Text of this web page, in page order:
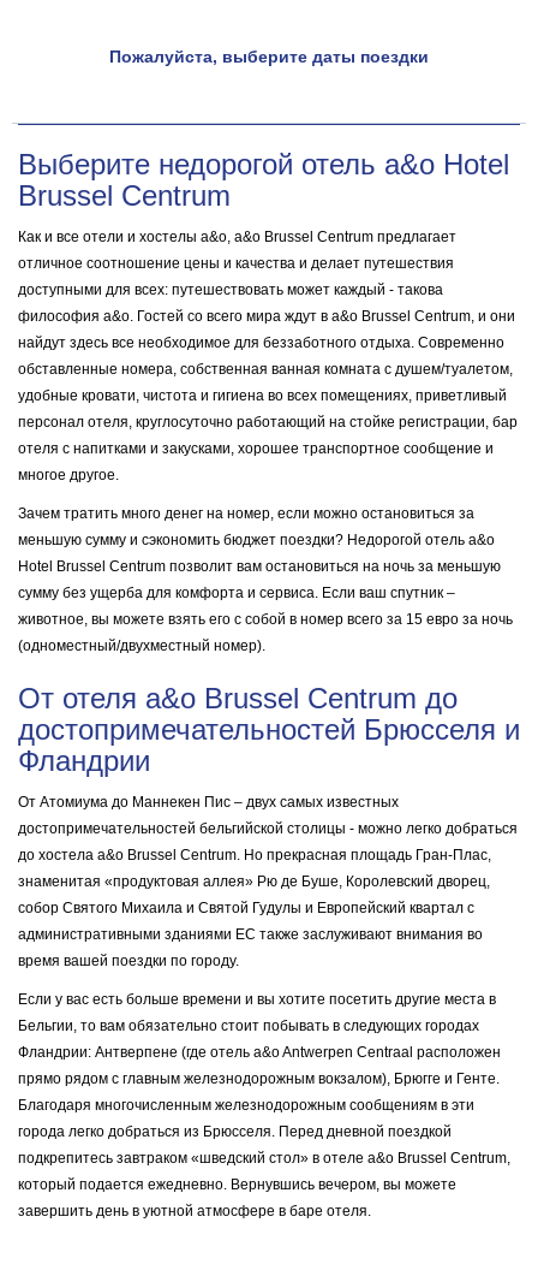
Пожалуйста, выберите даты поездки
Выберите недорогой отель a&o Hotel
Brussel Centrum
Как и все отели и хостелы a&o, a&o Brussel Centrum предлагает
отличное соотношение цены и качества и делает путешествия
доступными для всех: путешествовать может каждый - такова
философия a&o. Гостей со всего мира ждут в a&o Brussel Centrum, и они
найдут здесь все необходимое для беззаботного отдыха. Современно
обставленные номера, собственная ванная комната с душем/туалетом,
удобные кровати, чистота и гигиена во всех помещениях, приветливый
персонал отеля, круглосуточно работающий на стойке регистрации, бар
отеля с напитками и закусками, хорошее транспортное сообщение и
многое другое.
Зачем тратить много денег на номер, если можно остановиться за
меньшую сумму и сэкономить бюджет поездки? Недорогой отель a&o
Hotel Brussel Centrum позволит вам остановиться на ночь за меньшую
сумму без ущерба для комфорта и сервиса. Если ваш спутник –
животное, вы можете взять его с собой в номер всего за 15 евро за ночь
(одноместный/двухместный номер).
От отеля a&o Brussel Centrum до
достопримечательностей Брюсселя и
Фландрии
От Атомиума до Маннекен Пис – двух самых известных
достопримечательностей бельгийской столицы - можно легко добраться
до хостела a&o Brussel Centrum. Но прекрасная площадь Гран-Плас,
знаменитая «продуктовая аллея» Рю де Буше, Королевский дворец,
собор Святого Михаила и Святой Гудулы и Европейский квартал с
административными зданиями ЕС также заслуживают внимания во
время вашей поездки по городу.
Если у вас есть больше времени и вы хотите посетить другие места в
Бельгии, то вам обязательно стоит побывать в следующих городах
Фландрии: Антверпене (где отель a&o Antwerpen Centraal расположен
прямо рядом с главным железнодорожным вокзалом), Брюгге и Генте.
Благодаря многочисленным железнодорожным сообщениям в эти
города легко добраться из Брюсселя. Перед дневной поездкой
подкрепитесь завтраком «шведский стол» в отеле a&o Brussel Centrum,
который подается ежедневно. Вернувшись вечером, вы можете
завершить день в уютной атмосфере в баре отеля.